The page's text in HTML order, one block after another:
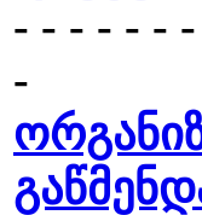
- - - - - -
-